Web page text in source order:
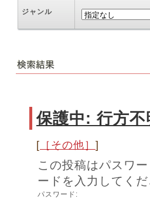
ジャンル
保護中: 行方不
[ ［その他］ ]
この投稿はパスワ
ードを入力してく
パスワード: